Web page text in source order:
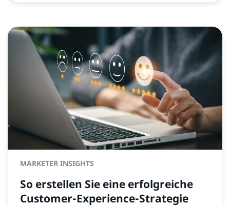
MARKETER INSIGHTS
So erstellen Sie eine erfolgreiche
Customer-Experience-Strategie